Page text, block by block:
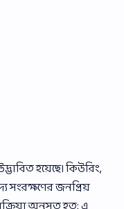
হয়েছে। কিউরিং,
সংরক্ষণের জনপ্রিয়